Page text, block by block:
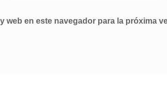
web en este navegador para la próxima